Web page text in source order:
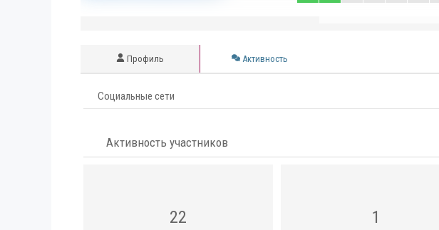
Профиль Активность
Социальные сети
Активность участников
22 1